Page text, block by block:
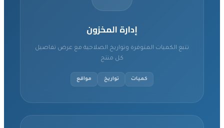
إدارة المخزون
تتبع الكميات المتوفرة وتواريخ الصلاحية مع عرض تفاصيل
كل منتج
كميات تواريخ مواقع